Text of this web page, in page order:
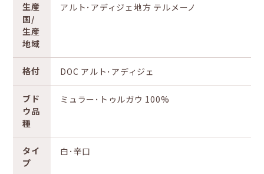
生産
国/
生産
地域
アルト･アディジェ地方 テルメーノ
格付 DOC アルト･アディジェ
ブド
ウ品
種
ミュラー･トゥルガウ 100%
タイ
プ
白･辛口